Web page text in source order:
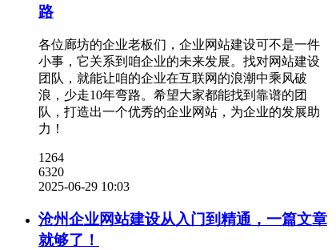
路
各位廊坊的企业老板们，企业网站建设可不是一件
小事，它关系到咱企业的未来发展。找对网站建设
团队，就能让咱的企业在互联网的浪潮中乘风破
浪，少走10年弯路。希望大家都能找到靠谱的团
队，打造出一个优秀的企业网站，为企业的发展助
力！
1264
6320
2025-06-29 10:03
沧州企业网站建设从入门到精通，一篇文章
就够了！